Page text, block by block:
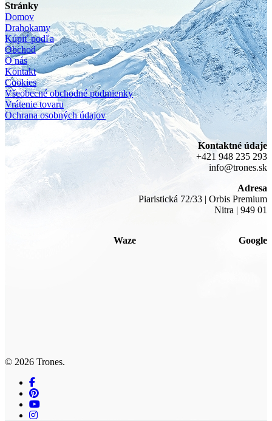
Stránky
Domov
Drahokamy
Kúpiť podľa
Obchod
O nás
Kontakt
Cookies
Všeobecné obchodné podmienky
Vrátenie tovaru
Ochrana osobných údajov
Kontaktné údaje
+421 948 235 293
info@trones.sk
Adresa
Piaristická 72/33 | Orbis Premium
Nitra | 949 01
Waze Google
© 2026 Trones.
facebook
pinterest
youtube
instagram